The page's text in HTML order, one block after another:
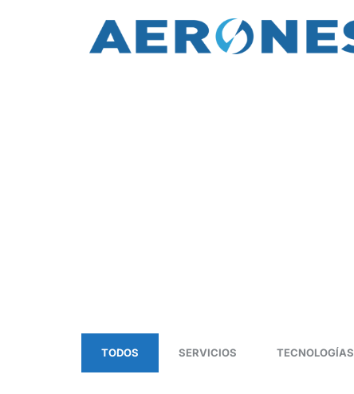
TODOS SERVICIOS TECNOLOGÍAS